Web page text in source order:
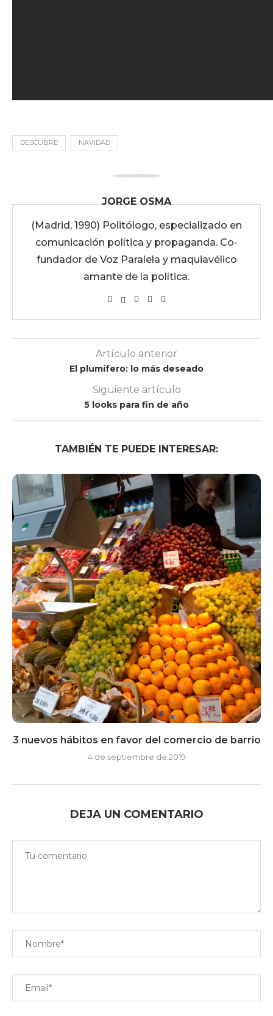
DESCUBRE NAVIDAD
JORGE OSMA
(Madrid, 1990) Politólogo, especializado en
comunicación política y propaganda. Co-
fundador de Voz Paralela y maquiavélico
amante de la política.
Artículo anterior
El plumífero: lo más deseado
Siguiente artículo
5 looks para fin de año
TAMBIÉN TE PUEDE INTERESAR:
3 nuevos hábitos en favor del comercio de barrio
4 de septiembre de 2019
DEJA UN COMENTARIO